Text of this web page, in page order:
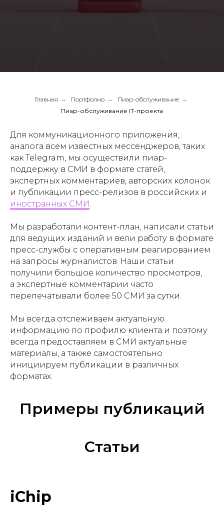
Главная → Портфолио → Пиар-обслуживание →
Пиар-обслуживание IT-проекта
Для коммуникационного приложения,
аналога всем известных мессенджеров, таких
как Telegram, мы осуществили пиар-
поддержку в СМИ в формате статей,
экспертных комментариев, авторских колонок
и публикации пресс-релизов в российских и
иностранных СМИ.
Мы разработали контент-план, написали статьи
для ведущих изданий и вели работу в формате
пресс-службы с оперативным реагированием
на запросы журналистов. Наши статьи
получили большое количество просмотров,
а экспертные комментарии часто
перепечатывали более 50 СМИ за сутки.
Мы всегда отслеживаем актуальную
информацию по профилю клиента и поэтому
всегда предоставляем в СМИ актуальные
материалы, а также самостоятельно
инициируем публикации в различных
форматах.
Примеры публикаций
Статьи
iChip